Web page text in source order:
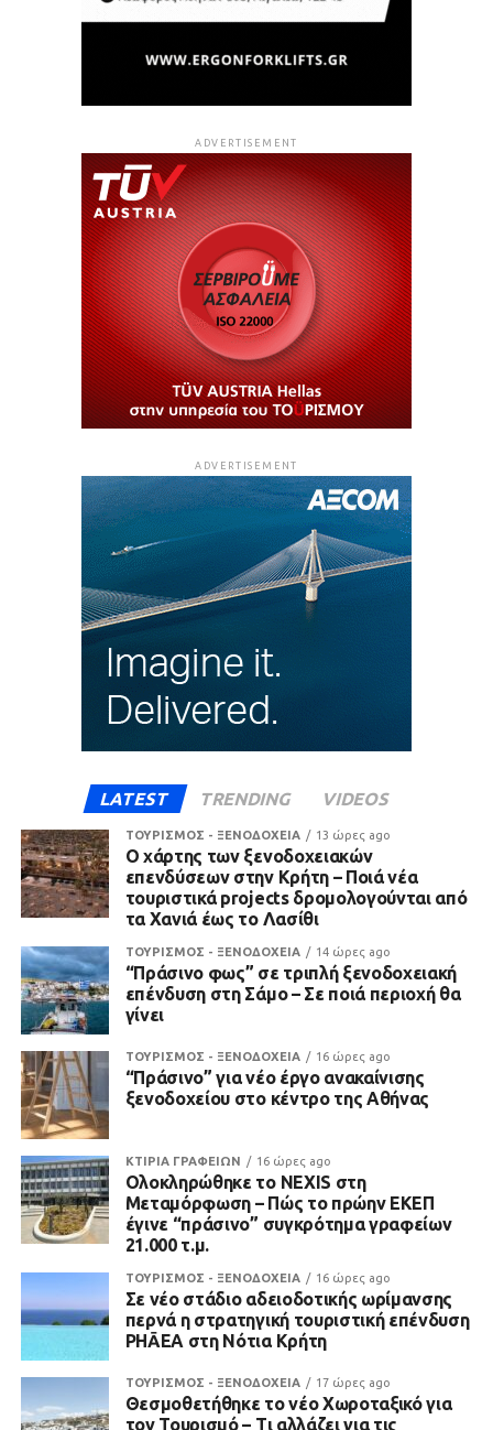
ADVERTISEMENT
ADVERTISEMENT
LATEST TRENDING VIDEOS
ΤΟΥΡΙΣΜΟΣ - ΞΕΝΟΔΟΧΕΙΑ 13 ώρες ago
Ο χάρτης των ξενοδοχειακών
επενδύσεων στην Κρήτη – Ποιά νέα
τουριστικά projects δρομολογούνται από
τα Χανιά έως το Λασίθι
ΤΟΥΡΙΣΜΟΣ - ΞΕΝΟΔΟΧΕΙΑ 14 ώρες ago
“Πράσινο φως” σε τριπλή ξενοδοχειακή
επένδυση στη Σάμο – Σε ποιά περιοχή θα
γίνει
ΤΟΥΡΙΣΜΟΣ - ΞΕΝΟΔΟΧΕΙΑ 16 ώρες ago
“Πράσινο” για νέο έργο ανακαίνισης
ξενοδοχείου στο κέντρο της Αθήνας
ΚΤΙΡΙΑ ΓΡΑΦΕΙΩΝ 16 ώρες ago
Ολοκληρώθηκε το NEXIS στη
Μεταμόρφωση – Πώς το πρώην ΕΚΕΠ
έγινε “πράσινο” συγκρότημα γραφείων
21.000 τ.μ.
ΤΟΥΡΙΣΜΟΣ - ΞΕΝΟΔΟΧΕΙΑ 16 ώρες ago
Σε νέο στάδιο αδειοδοτικής ωρίμανσης
περνά η στρατηγική τουριστική επένδυση
PHĀEA στη Νότια Κρήτη
ΤΟΥΡΙΣΜΟΣ - ΞΕΝΟΔΟΧΕΙΑ 17 ώρες ago
Θεσμοθετήθηκε το νέο Χωροταξικό για
τον Τουρισμό – Τι αλλάζει για τις